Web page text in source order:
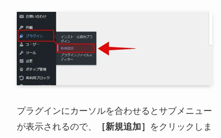
プラグインにカーソルを合わせるとサブメニュー
が表示されるので、
［新規追加］
をクリックしま